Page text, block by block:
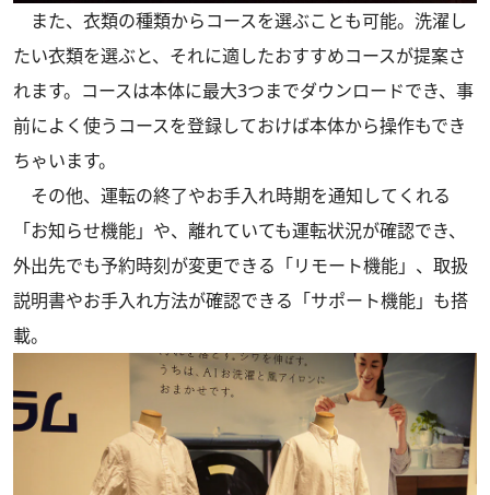
また、衣類の種類からコースを選ぶことも可能。洗濯し
たい衣類を選ぶと、それに適したおすすめコースが提案さ
れます。コースは本体に最大3つまでダウンロードでき、事
前によく使うコースを登録しておけば本体から操作もでき
ちゃいます。
その他、運転の終了やお手入れ時期を通知してくれる
「お知らせ機能」や、離れていても運転状況が確認でき、
外出先でも予約時刻が変更できる「リモート機能」、取扱
説明書やお手入れ方法が確認できる「サポート機能」も搭
載。